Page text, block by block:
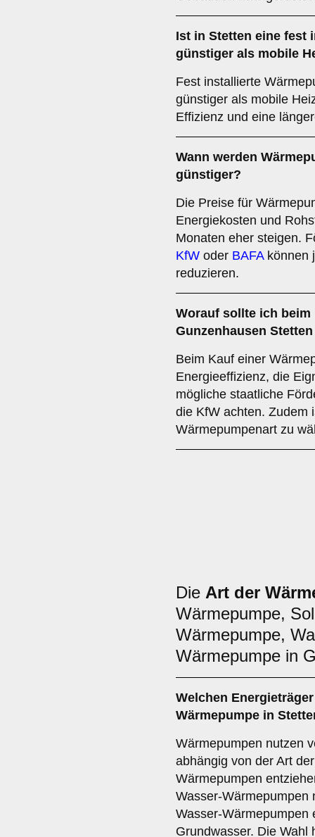
Ist in Stetten eine fest
günstiger als mobile
Fest installierte
günstiger als mobile
Effizienz und eine
Wann werden
günstiger?
Die Preise für
Energiekosten und
Monaten eher steigen.
KfW oder BAFAkönnen
reduzieren.
Worauf sollte ich beim
Gunzenhausen
Beim Kauf einer
Energieeffizienz, die
mögliche staatliche
die KfW achten. Zudem
Wärmepumpenart zu
Die Art der
Wärmepumpe,
Wärmepumpe,
Wärmepumpe in
Welchen Energieträger
Wärmepumpe in
Wärmepumpen nutzen
abhängig von der Art
Wärmepumpen
Wasser-Wärmepumpen
Wasser-Wärmepumpen
Grundwasser. Die Wahl